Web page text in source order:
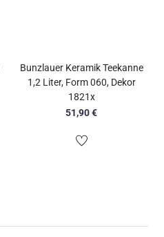
Bunzlauer Keramik Teekanne
1,2 Liter, Form 060, Dekor
1821x
51,90€